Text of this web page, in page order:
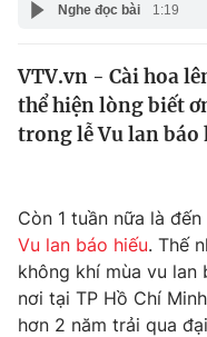
Thế giới
Thế giới đó đây
Câu chuyện quốc tế
Tài chính
Thị trường
Góc doanh nghiệp
Dữ liệu và đời sống
Truyền hình
Giáo dục
Nghe đọc bài 1:19
VTV.vn - Cài hoa
thể hiện lòng biết
trong lễ Vu lan báo
Còn 1 tuần nữa là
Vu lan báo hiếu. Thế
không khí mùa vu lan
nơi tại TP Hồ Chí
hơn 2 năm trải qua